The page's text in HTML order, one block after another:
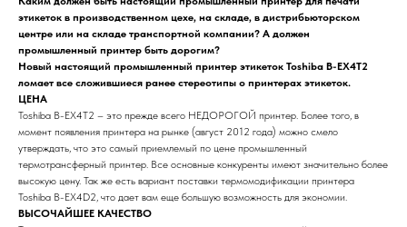
этикеток в производственном цехе, на складе, в дистрибьюторском
центре или на складе транспортной компании? А должен
промышленный принтер быть дорогим?
Новый настоящий промышленный принтер этикеток Toshiba B-EX4T2
ломает все сложившиеся ранее стереотипы о принтерах этикеток.
ЦЕНА
Toshiba B-EX4T2 – это прежде всего НЕДОРОГОЙ принтер. Более того, в
момент появления принтера на рынке (август 2012 года) можно смело
утверждать, что это самый приемлемый по цене промышленный
термотрансферный принтер. Все основные конкуренты имеют значительно более
высокую цену. Так же есть вариант поставки термомодификации принтера
Toshiba B-EX4D2, что дает вам еще большую возможность для экономии.
ВЫСОЧАЙШЕЕ КАЧЕСТВО